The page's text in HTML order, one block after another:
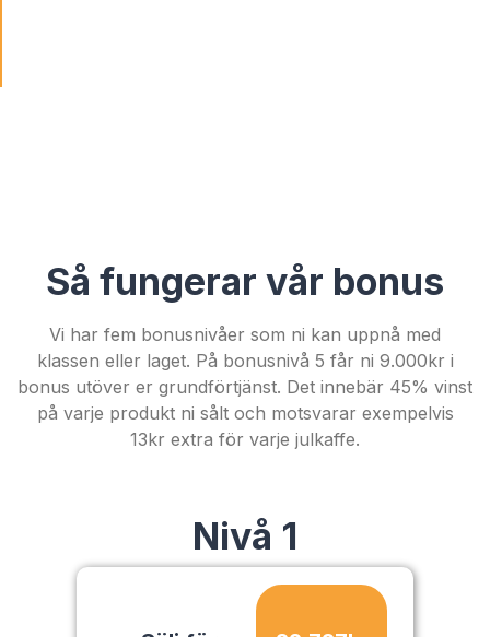
Så fungerar vår bonus
Vi har fem bonusnivåer som ni kan uppnå med
klassen eller laget. På bonusnivå 5 får ni 9.000kr i
bonus utöver er grundförtjänst. Det innebär 45% vinst
på varje produkt ni sålt och motsvarar exempelvis
13kr extra för varje julkaffe.
Nivå 1